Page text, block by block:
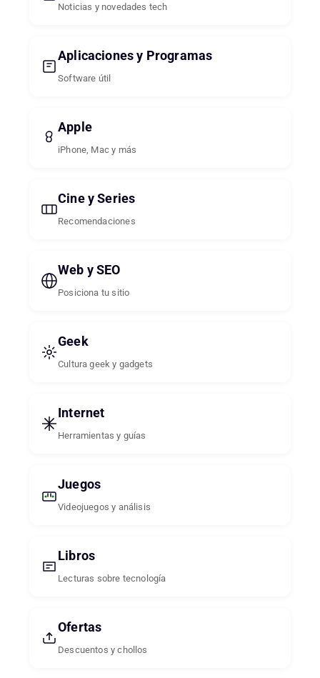
Noticias y novedades tech
Aplicaciones y Programas
Software útil
Apple
iPhone, Mac y más
Cine y Series
Recomendaciones
Web y SEO
Posiciona tu sitio
Geek
Cultura geek y gadgets
Internet
Herramientas y guías
Juegos
Videojuegos y análisis
Libros
Lecturas sobre tecnología
Ofertas
Descuentos y chollos